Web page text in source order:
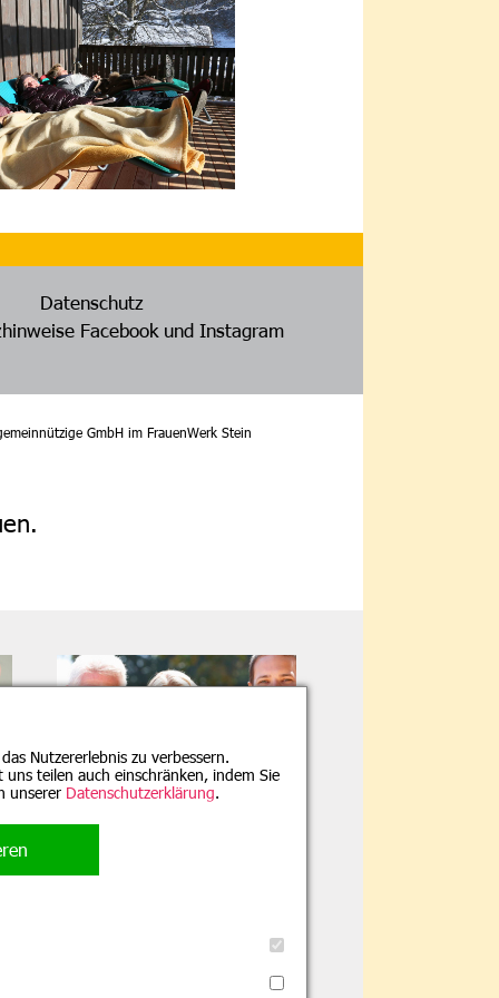
Datenschutz
Facebook und Instagram
GmbH im FrauenWerk Stein
Evang. Familien-
Bildungsstätte, München
Nutzererlebnis zu verbessern.
teilen auch einschränken, indem Sie
unserer Datenschutzerklärung.